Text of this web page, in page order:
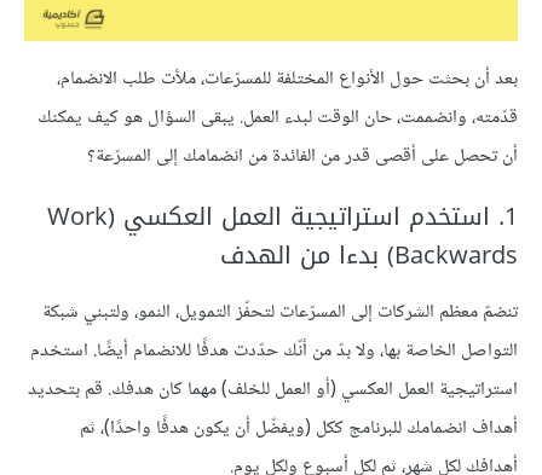
بعد أن بحثت حول الأنواع المختلفة للمسرّعات، ملأت طلب الانضمام،
قدّمته، وانضممت، حان الوقت لبدء العمل. يبقى السؤال هو كيف يمكنك
أن تحصل على أقصى قدر من الفائدة من انضمامك إلى المسرّعة؟
1. استخدم استراتيجية العمل العكسي (Work
Backwards) بدءا من الهدف
تنضمّ معظم الشركات إلى المسرّعات لتحفّز التمويل، النمو، ولتبني شبكة
التواصل الخاصة بها، ولا بدّ من أنّك حدّدت هدفًا للانضمام أيضًا. استخدم
استراتيجية العمل العكسي (أو العمل للخلف) مهما كان هدفك. قم بتحديد
أهداف انضمامك للبرنامج ككل (ويفضّل أن يكون هدفًا واحدًا)، ثم
أهدافك لكل شهر، ثم لكل أسبوع ولكل يوم.